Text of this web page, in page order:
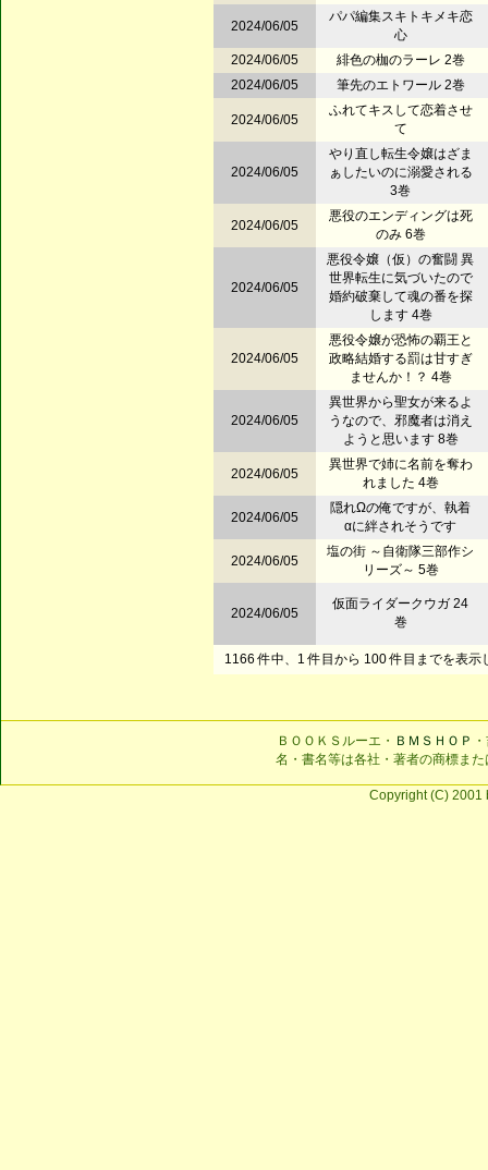
2024/06/05
パパ編集スキトキメキ恋
心
2024/06/05
緋色の枷のラーレ 2巻
2024/06/05
筆先のエトワール 2巻
2024/06/05
ふれてキスして恋着させ
て
2024/06/05
やり直し転生令嬢はざま
ぁしたいのに溺愛される
3巻
2024/06/05
悪役のエンディングは死
のみ 6巻
2024/06/05
悪役令嬢（仮）の奮闘 異
世界転生に気づいたので
婚約破棄して魂の番を探
します 4巻
2024/06/05
悪役令嬢が恐怖の覇王と
政略結婚する罰は甘すぎ
ませんか！？ 4巻
2024/06/05
異世界から聖女が来るよ
うなので、邪魔者は消え
ようと思います 8巻
2024/06/05
異世界で姉に名前を奪わ
れました 4巻
2024/06/05
隠れΩの俺ですが、執着
αに絆されそうです
2024/06/05
塩の街 ～自衛隊三部作シ
リーズ～ 5巻
2024/06/05
仮面ライダークウガ 24
巻
1166 件中、1 件目から 100 件目までを表示
ＢＯＯＫＳルーエ・ ＢＭＳＨＯＰ
名・書名等は各社・著者の商標ま
Copyright (C) 2001